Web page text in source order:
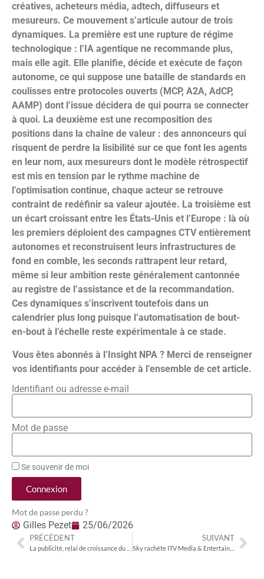
créatives, acheteurs média, adtech, diffuseurs et
mesureurs. Ce mouvement s’articule autour de trois
dynamiques. La première est une rupture de régime
technologique : l’IA agentique ne recommande plus,
mais elle agit. Elle planifie, décide et exécute de façon
autonome, ce qui suppose une bataille de standards en
coulisses entre protocoles ouverts (MCP, A2A, AdCP,
AAMP) dont l’issue décidera de qui pourra se connecter
à quoi. La deuxième est une recomposition des
positions dans la chaîne de valeur : des annonceurs qui
risquent de perdre la lisibilité sur ce que font les agents
en leur nom, aux mesureurs dont le modèle rétrospectif
est mis en tension par le rythme machine de
l’optimisation continue, chaque acteur se retrouve
contraint de redéfinir sa valeur ajoutée. La troisième est
un écart croissant entre les États-Unis et l’Europe : là où
les premiers déploient des campagnes CTV entièrement
autonomes et reconstruisent leurs infrastructures de
fond en comble, les seconds rattrapent leur retard,
même si leur ambition reste généralement cantonnée
au registre de l’assistance et de la recommandation.
Ces dynamiques s’inscrivent toutefois dans un
calendrier plus long puisque l’automatisation de bout-
en-bout à l’échelle reste expérimentale à ce stade.
Vous êtes abonnés à l’Insight NPA ? Merci de renseigner
vos identifiants pour accéder à l’ensemble de cet article.
Identifiant ou adresse e-mail
Mot de passe
Se souvenir de moi
Connexion
Mot de passe perdu ?
Gilles Pezet 25/06/2026
PRÉCÉDENT SUIVANT
Sky rachète ITV Media & Entertainment : la convergence payant/gratuit recompose le paysage audiovisuel britannique